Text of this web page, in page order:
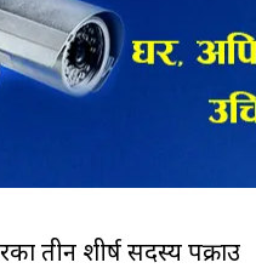
तीन शीर्ष सदस्य पक्राउ